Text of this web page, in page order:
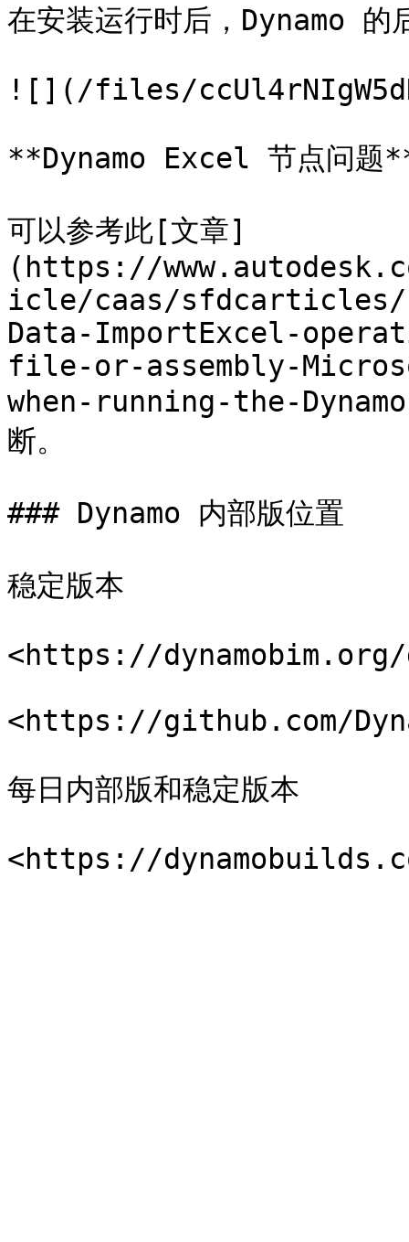
在安装运行时后，Dynamo 的
![](/files/
**Dynamo Excel 节点问题
可以参考此[文章]
(https://
icle/caas/sfdcarticles/
Data-ImportExcel-
file-or-assembly-
when-running-the-
断。
### Dynamo 内部版位置
稳定版本
<https://dynamobim.org/
<https://github.com/
每日内部版和稳定版本